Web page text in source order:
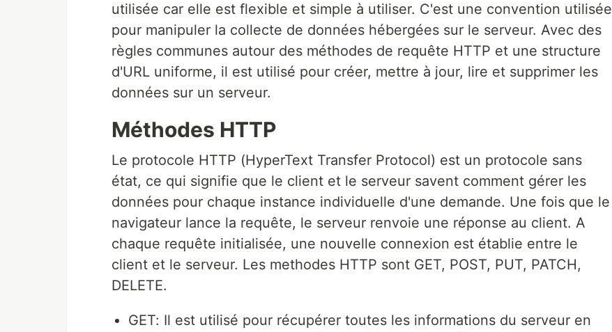
utilisée car elle est flexible et simple à utiliser. C'est une convention utilisée
pour manipuler la collecte de données hébergées sur le serveur. Avec des
règles communes autour des méthodes de requête HTTP et une structure
d'URL uniforme, il est utilisé pour créer, mettre à jour, lire et supprimer les
données sur un serveur.
Méthodes HTTP
Le protocole HTTP (HyperText Transfer Protocol) est un protocole sans
état, ce qui signifie que le client et le serveur savent comment gérer les
données pour chaque instance individuelle d'une demande. Une fois que le
navigateur lance la requête, le serveur renvoie une réponse au client. A
chaque requête initialisée, une nouvelle connexion est établie entre le
client et le serveur. Les methodes HTTP sont GET, POST, PUT, PATCH,
DELETE.
GET: Il est utilisé pour récupérer toutes les informations du serveur en